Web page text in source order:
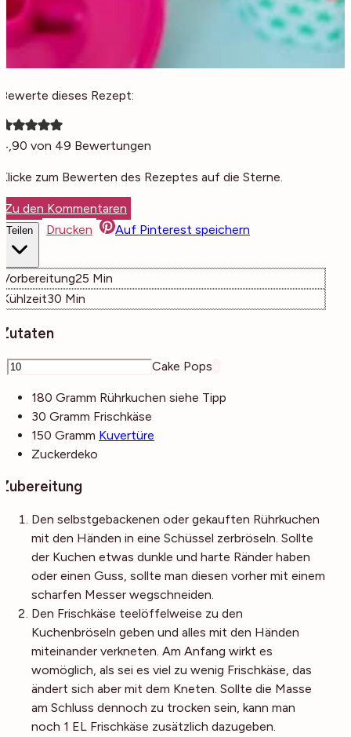
Bewerte dieses Rezept:
4,90 von 49 Bewertungen
Klicke zum Bewerten des Rezeptes auf die Sterne.
Zu den Kommentaren
Teilen Drucken Auf Pinterest speichern
Vorbereitung25 Minuten
Min
Kühlzeit30 Minuten
Min
Zutaten
Cake Pops
180 Gramm Rührkuchen siehe Tipp
30 Gramm Frischkäse
150 Gramm Kuvertüre
Zuckerdeko
Zubereitung
Den selbstgebackenen oder gekauften Rührkuchen
mit den Händen in eine Schüssel zerbröseln. Sollte
der Kuchen etwas dunkle und harte Ränder haben
oder einen Guss, sollte man diesen vorher mit einem
scharfen Messer wegschneiden.
Den Frischkäse teelöffelweise zu den
Kuchenbröseln geben und alles mit den Händen
miteinander verkneten. Am Anfang wirkt es
womöglich, als sei es viel zu wenig Frischkäse, das
ändert sich aber mit dem Kneten. Sollte die Masse
am Schluss dennoch zu trocken sein, kann man
noch 1 EL Frischkäse zusätzlich dazugeben.